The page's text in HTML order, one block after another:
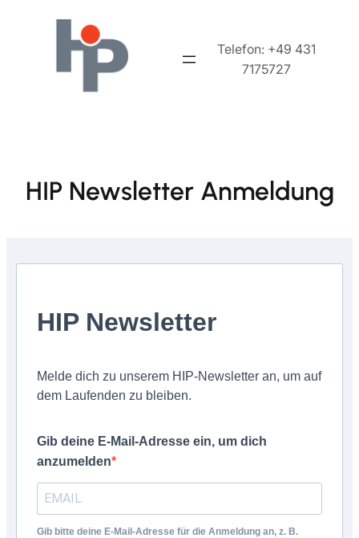
Telefon: +49 431
7175727
HIP Newsletter Anmeldung
HIP Newsletter
Melde dich zu unserem HIP-Newsletter an, um auf
dem Laufenden zu bleiben.
Gib deine E-Mail-Adresse ein, um dich
anzumelden
Gib bitte deine E-Mail-Adresse für die Anmeldung an, z. B.